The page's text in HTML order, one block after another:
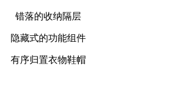
错落的收纳隔层
隐藏式的功能组件
有序归置衣物鞋帽